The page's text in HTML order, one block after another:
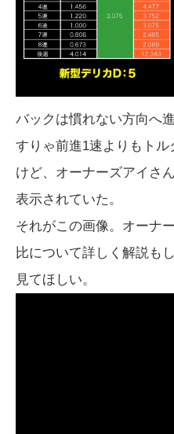
バックは慣れない方向へ
すりゃ前進1速よりもト
けど、オーナーズアイさ
表示されていた。
それがこの画像。オーナ
比について詳しく解説も
見てほしい。